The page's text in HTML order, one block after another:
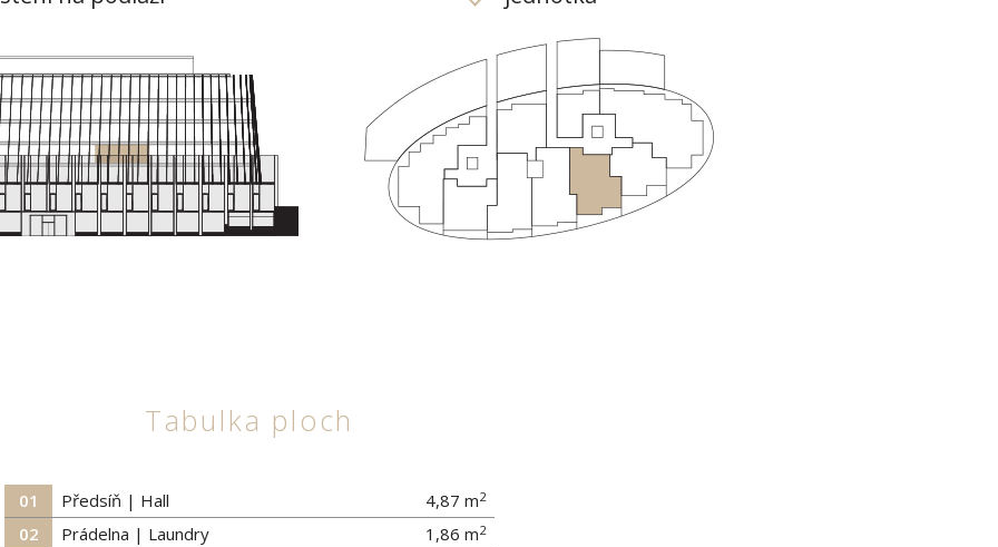
Tabulka ploch
01 Předsíň | Hall 4,87 m2
02 Prádelna | Laundry 1,86 m2